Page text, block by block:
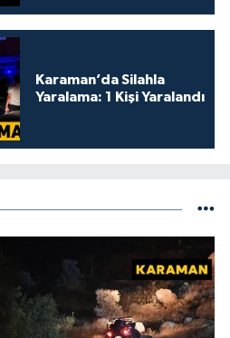
Karaman’da Silahla
Yaralama: 1 Kişi Yaralandı